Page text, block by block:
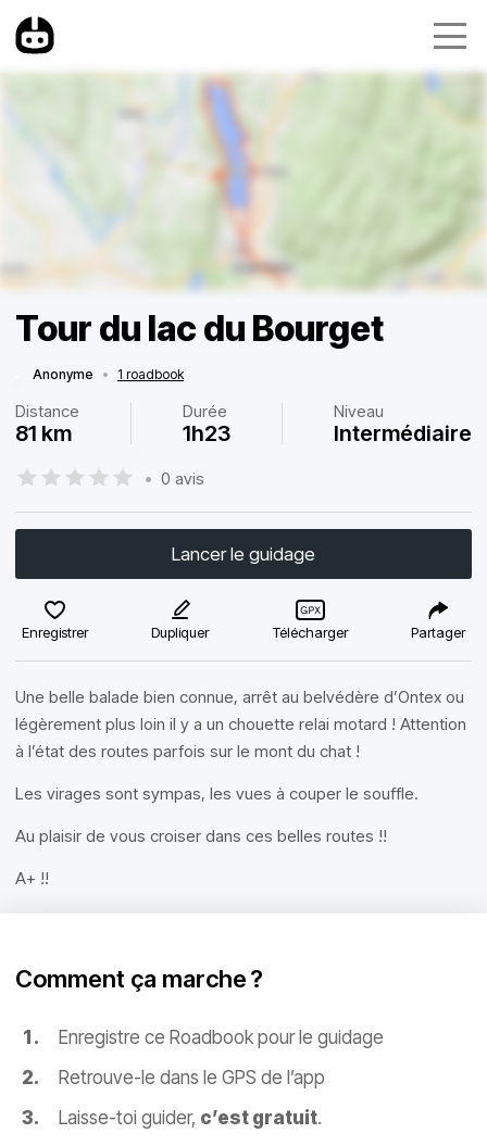
Tour du lac du Bourget
Anonyme • 1 roadbook
Distance
81 km
Durée
1h23
Niveau
Intermédiaire
• 0 avis
Lancer le guidage
Enregistrer Dupliquer Télécharger Partager
Une belle balade bien connue, arrêt au belvédère d’Ontex ou
légèrement plus loin il y a un chouette relai motard ! Attention
à l’état des routes parfois sur le mont du chat !
Les virages sont sympas, les vues à couper le souffle.
Au plaisir de vous croiser dans ces belles routes !!
A+ !!
Comment ça marche ?
Enregistre ce Roadbook pour le guidage
Retrouve-le dans le GPS de l’app
Laisse-toi guider, c’est gratuit.